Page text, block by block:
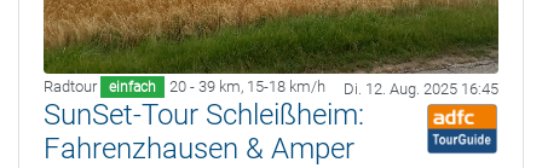
Radtour einfach 20 - 39 km, 15-18 km/h Di. 12. Aug. 2025 16:45
SunSet-Tour Schleißheim:
Fahrenzhausen & Amper